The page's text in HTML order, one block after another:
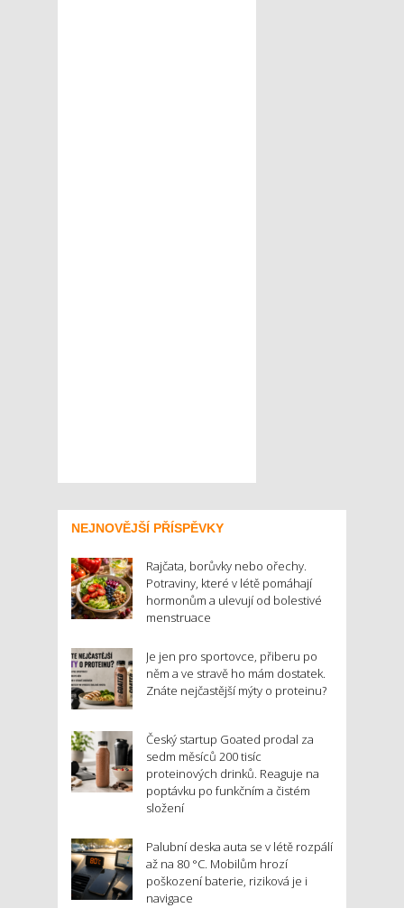
NEJNOVĚJŠÍ PŘÍSPĚVKY
Rajčata, borůvky nebo ořechy.
Potraviny, které v létě pomáhají
hormonům a ulevují od bolestivé
menstruace
Je jen pro sportovce, přiberu po
něm a ve stravě ho mám dostatek.
Znáte nejčastější mýty o proteinu?
Český startup Goated prodal za
sedm měsíců 200 tisíc
proteinových drinků. Reaguje na
poptávku po funkčním a čistém
složení
Palubní deska auta se v létě rozpálí
až na 80 °C. Mobilům hrozí
poškození baterie, riziková je i
navigace